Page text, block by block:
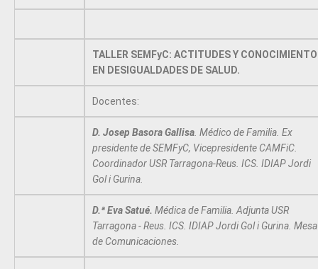
TALLER SEMFyC: ACTITUDES Y
EN DESIGUALDADES DE SALUD.
Docentes:
D. Josep Basora Gallisa . Médico de Familia. Ex
presidente de SEMFyC, Vicepresidente CAMFiC.
Coordinador USR Tarragona-Reus. ICS. IDIAP Jordi
Gol i Gurina.
D.ª Eva Satué. Médica de Familia. Adjunta USR
Tarragona - Reus. ICS. IDIAP Jordi Gol i Gurina. Mesa
de Comunicaciones.